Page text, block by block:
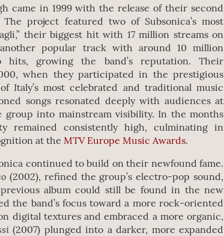
came in 1999 with the release of their second
The project featured two of Subsonica’s most
their biggest hit with 17 million streams on
another popular track with around 10 million
hits, growing the band’s reputation. Their
when they participated in the prestigious
Italy’s most celebrated and traditional music
songs resonated deeply with audiences at
group into mainstream visibility. In the months
remained consistently high, culminating in
at the MTV Europe Music Awards.
continued to build on their newfound fame.
(2002), refined the group’s electro-pop sound,
album could still be found in the new
the band’s focus toward a more rock-oriented
digital textures and embraced a more organic,
(2007) plunged into a darker, more expanded